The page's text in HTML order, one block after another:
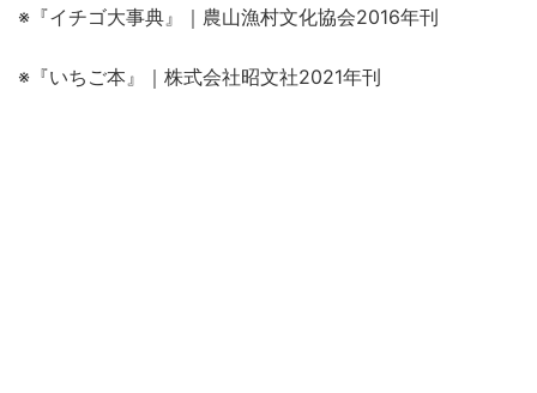
※『イチゴ大事典』｜農山漁村文化協会2016年刊
※『いちご本』｜株式会社昭文社2021年刊